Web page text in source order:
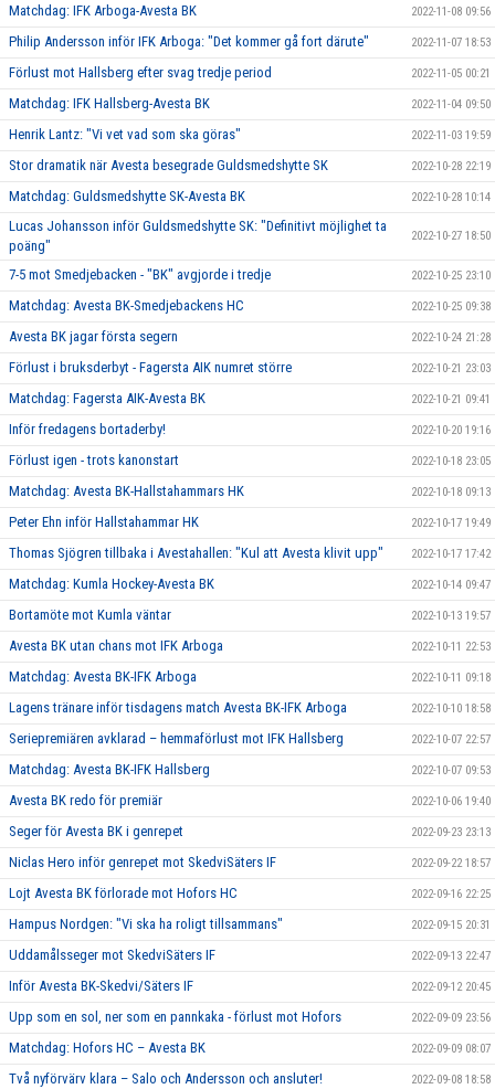
Matchdag: IFK Arboga-Avesta BK 2022-11-08 09:56
Philip Andersson inför IFK Arboga: "Det kommer gå fort därute" 2022-11-07 18:53
Förlust mot Hallsberg efter svag tredje period 2022-11-05 00:21
Matchdag: IFK Hallsberg-Avesta BK 2022-11-04 09:50
Henrik Lantz: "Vi vet vad som ska göras" 2022-11-03 19:59
Stor dramatik när Avesta besegrade Guldsmedshytte SK 2022-10-28 22:19
Matchdag: Guldsmedshytte SK-Avesta BK 2022-10-28 10:14
Lucas Johansson inför Guldsmedshytte SK: "Definitivt möjlighet ta
poäng"
2022-10-27 18:50
7-5 mot Smedjebacken - "BK" avgjorde i tredje 2022-10-25 23:10
Matchdag: Avesta BK-Smedjebackens HC 2022-10-25 09:38
Avesta BK jagar första segern 2022-10-24 21:28
Förlust i bruksderbyt - Fagersta AIK numret större 2022-10-21 23:03
Matchdag: Fagersta AIK-Avesta BK 2022-10-21 09:41
Inför fredagens bortaderby! 2022-10-20 19:16
Förlust igen - trots kanonstart 2022-10-18 23:05
Matchdag: Avesta BK-Hallstahammars HK 2022-10-18 09:13
Peter Ehn inför Hallstahammar HK 2022-10-17 19:49
Thomas Sjögren tillbaka i Avestahallen: "Kul att Avesta klivit upp" 2022-10-17 17:42
Matchdag: Kumla Hockey-Avesta BK 2022-10-14 09:47
Bortamöte mot Kumla väntar 2022-10-13 19:57
Avesta BK utan chans mot IFK Arboga 2022-10-11 22:53
Matchdag: Avesta BK-IFK Arboga 2022-10-11 09:18
Lagens tränare inför tisdagens match Avesta BK-IFK Arboga 2022-10-10 18:58
Seriepremiären avklarad – hemmaförlust mot IFK Hallsberg 2022-10-07 22:57
Matchdag: Avesta BK-IFK Hallsberg 2022-10-07 09:53
Avesta BK redo för premiär 2022-10-06 19:40
Seger för Avesta BK i genrepet 2022-09-23 23:13
Niclas Hero inför genrepet mot SkedviSäters IF 2022-09-22 18:57
Lojt Avesta BK förlorade mot Hofors HC 2022-09-16 22:25
Hampus Nordgen: "Vi ska ha roligt tillsammans" 2022-09-15 20:31
Uddamålsseger mot SkedviSäters IF 2022-09-13 22:47
Inför Avesta BK-Skedvi/Säters IF 2022-09-12 20:45
Upp som en sol, ner som en pannkaka - förlust mot Hofors 2022-09-09 23:56
Matchdag: Hofors HC – Avesta BK 2022-09-09 08:07
Två nyförvärv klara – Salo och Andersson och ansluter! 2022-09-08 18:58